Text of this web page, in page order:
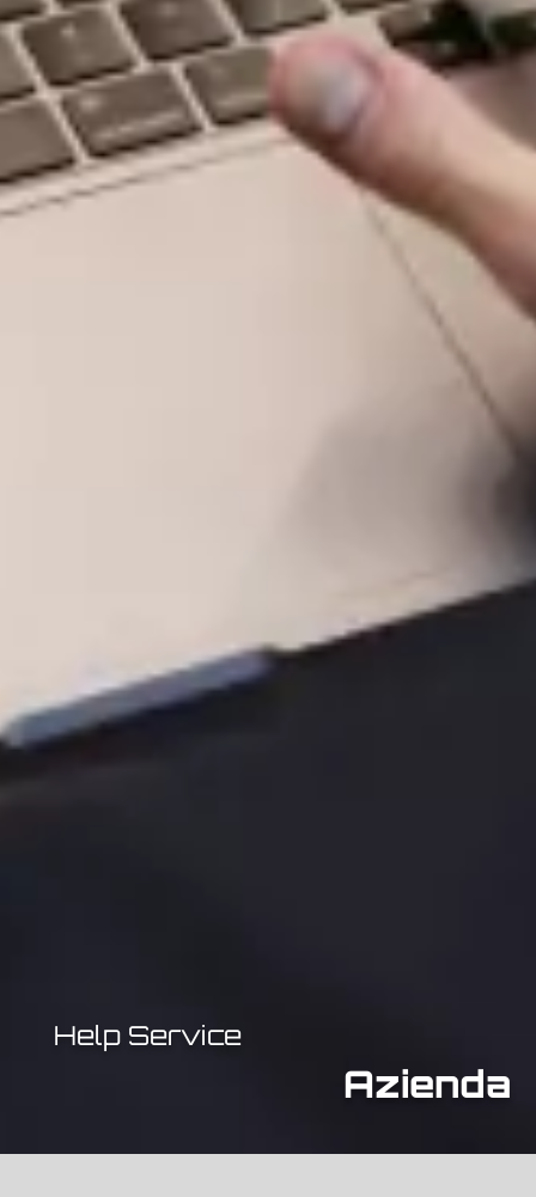
Help Service
Azienda